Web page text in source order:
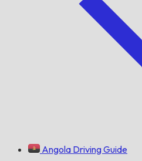
Angola Driving Guide